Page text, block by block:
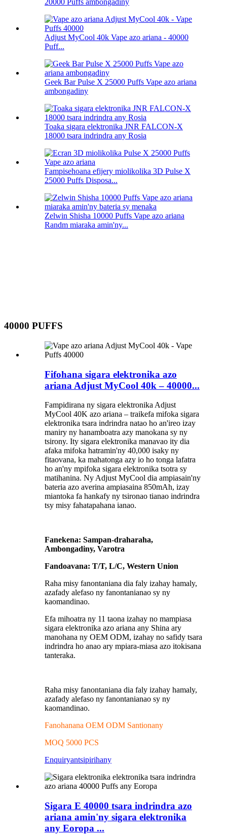
20000 Puffs ambongadiny
Adjust MyCool 40k Vape azo ariana - 40000
Puff...
Geek Bar Pulse X 25000 Puffs Vape azo ariana
ambongadiny
Toaka sigara elektronika JNR FALCON-X
18000 tsara indrindra any Rosia
Fampisehoana efijery miolikolika 3D Pulse X
25000 Puffs Disposa...
Zelwin Shisha 10000 Puffs Vape azo ariana
Randm miaraka amin'ny...
40000 PUFFS
Fifohana sigara elektronika azo
ariana Adjust MyCool 40k – 40000...
Fampidirana ny sigara elektronika Adjust
MyCool 40K azo ariana – traikefa mifoka sigara
elektronika tsara indrindra natao ho an'ireo izay
maniry ny hanamboatra azy manokana sy ny
tsirony. Ity sigara elektronika manavao ity dia
afaka mifoka hatramin'ny 40,000 isaky ny
fitaovana, ka mahatonga azy io ho tonga lafatra
ho an'ny mpifoka sigara elektronika tsotra sy
matihanina. Ny Adjust MyCool dia ampiasain'ny
bateria azo averina ampiasaina 850mAh, izay
miantoka fa hankafy ny tsironao tianao indrindra
tsy misy fahatapahana ianao.
Fanekena: Sampan-draharaha,
Ambongadiny, Varotra
Fandoavana: T/T, L/C, Western Union
Raha misy fanontaniana dia faly izahay hamaly,
azafady alefaso ny fanontanianao sy ny
kaomandinao.
Efa mihoatra ny 11 taona izahay no mampiasa
sigara elektronika azo ariana any Shina ary
manohana ny OEM ODM, izahay no safidy tsara
indrindra ho anao ary mpiara-miasa azo itokisana
tanteraka.
Raha misy fanontaniana dia faly izahay hamaly,
azafady alefaso ny fanontanianao sy ny
kaomandinao.
Fanohanana OEM ODM Santionany
MOQ 5000 PCS
Enquiryantsipirihany
Sigara E 40000 tsara indrindra azo
ariana amin'ny sigara elektronika
any Eoropa ...